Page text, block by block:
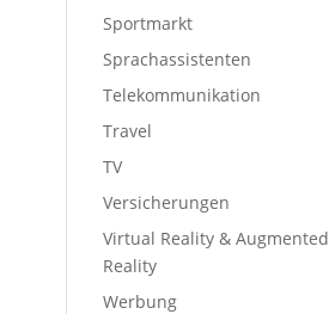
Sportmarkt
Sprachassistenten
Telekommunikation
Travel
TV
Versicherungen
Virtual Reality & Augmented
Reality
Werbung